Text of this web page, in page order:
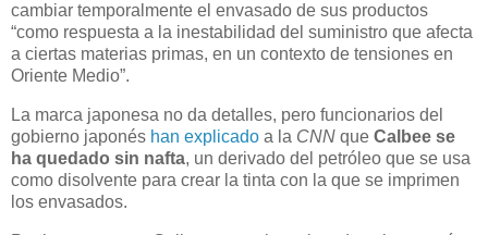
cambiar temporalmente el envasado de sus productos
“como respuesta a la inestabilidad del suministro que afecta
a ciertas materias primas, en un contexto de tensiones en
Oriente Medio”.
La marca japonesa no da detalles, pero funcionarios del
gobierno japonés han explicado a la CNN que Calbee se
ha quedado sin nafta, un derivado del petróleo que se usa
como disolvente para crear la tinta con la que se imprimen
los envasados.